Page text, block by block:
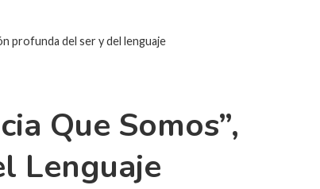
profunda del ser y del lenguaje
Que Somos”,
Lenguaje